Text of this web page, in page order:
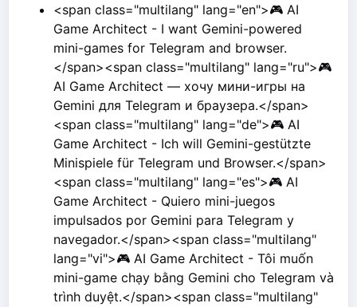
<span class="multilang" lang="en">🎮 AI
Game Architect - I want Gemini-powered
mini-games for Telegram and browser.
</span><span class="multilang" lang="ru">🎮
AI Game Architect — хочу мини-игры на
Gemini для Telegram и браузера.</span>
<span class="multilang" lang="de">🎮 AI
Game Architect - Ich will Gemini-gestützte
Minispiele für Telegram und Browser.</span>
<span class="multilang" lang="es">🎮 AI
Game Architect - Quiero mini-juegos
impulsados por Gemini para Telegram y
navegador.</span><span class="multilang"
lang="vi">🎮 AI Game Architect - Tôi muốn
mini-game chạy bằng Gemini cho Telegram và
trình duyệt.</span><span class="multilang"